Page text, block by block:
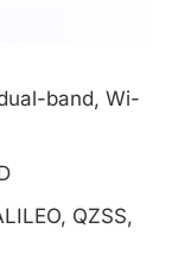
band, Wi-
QZSS,